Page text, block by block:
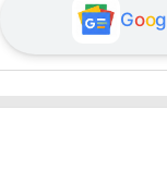
Goog